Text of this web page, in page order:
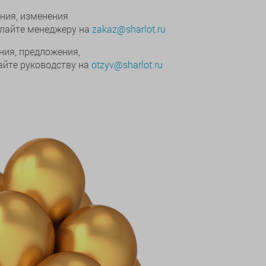
изменения
менеджеру на zakaz@sharlot.ru
предложения,
руководству на otzyv@sharlot.ru